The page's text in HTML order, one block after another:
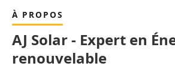
À PROPOS
AJ Solar - Expert en
renouvelable